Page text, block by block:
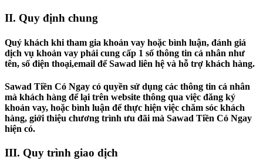
II. Quy định chung
Quý khách khi tham gia khoản vay hoặc bình luận, đánh giá
dịch vụ khoản vay phải cung cấp 1 số thông tin cá nhân như
tên, số điện thoại,email để Sawad liên hệ và hỗ trợ khách hàng.
Sawad Tiền Có Ngay có quyền sử dụng các thông tin cá nhân
mà khách hàng để lại trên website thông qua việc đăng ký
khoản vay, hoặc bình luận để thực hiện việc chăm sóc khách
hàng, giới thiệu chương trình ưu đãi mà Sawad Tiền Có Ngay
hiện có.
III. Quy trình giao dịch